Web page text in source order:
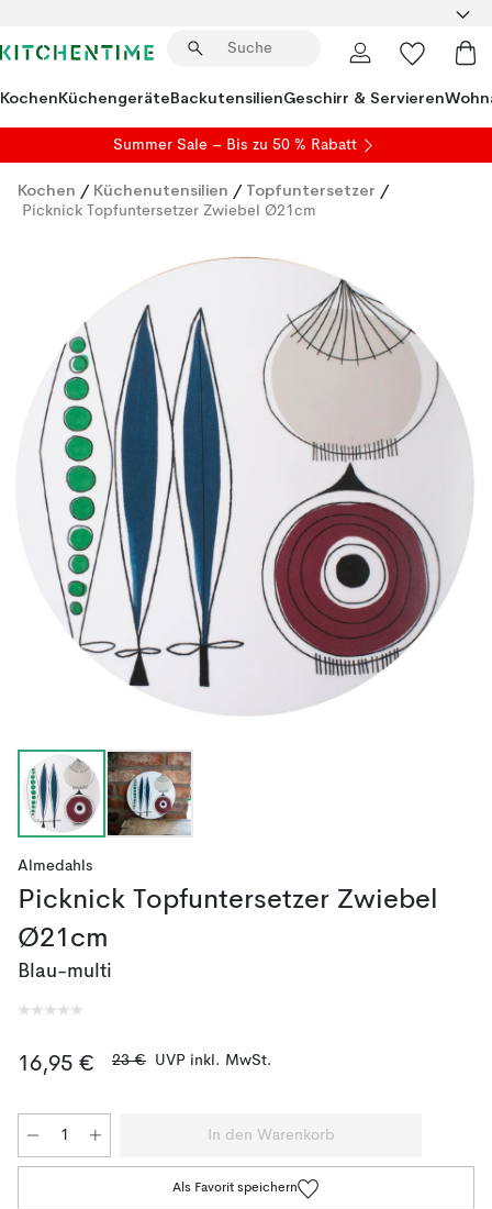
KochenKüchengeräteBackutensilienGeschirr & Servieren
Summer Sale – Bis zu 50 % Rabatt
Kochen / Küchenutensilien / Topfuntersetzer /
Picknick Topfuntersetzer Zwiebel Ø21cm
Almedahls
Picknick Topfuntersetzer Zwiebel
Ø21cm
Blau-multi
16,95 € 23 € UVP inkl. MwSt.
In den Warenkorb
Als Favorit speichern